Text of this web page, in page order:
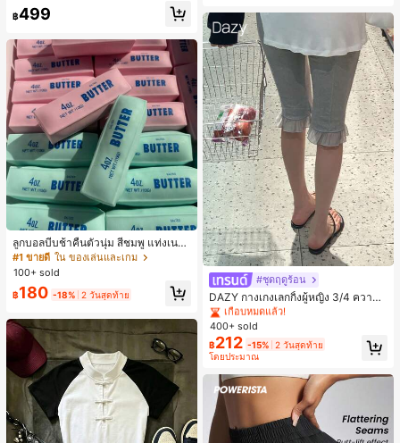
#1 ขายดี
ใน บรรยากาศฤดูร้อน กระเป๋าหูหิ้วด้านบนผู้หญิง
เกือบหมดแล้ว!
฿499
ลูกบอลบีบช้าคืนตัวนุ่ม สีชมพู แท่งเนย
บีบคลายเครียด นุ่มยืดหยุ่น ของเล่นบีบ
4 ออนซ์ ของเล่นเกลือ เหมาะสำหรับขอ
งขวัญวันหยุด ของขวัญสนุกและน่ารัก
ของขวัญวันเกิด ของขวัญอีสเตอร์ ของ
ขวัญฮาโลวีน ของขวัญคริสต์มาส ของข
วัญปาร์ตี้ สกวิชชี่ ของเล่นสกวิชชี่ ของเ
ล่นคลายเครียดสกวิชชี่ สกวิชชี่เกี๊ยว ขอ
งเล่นสำหรับผู้ใหญ่ ผู้หญิง สกวิชชี่กรอบ
สกวิชชี่เนยกรอบ บีบ ลูกบอลสลัชชี่
#1 ขายดี ใน ของเล่นและเกม
100+ sold
฿180 -18% 2 วันสุดท้าย
#ชุดฤดูร้อน
DAZY กางเกงเลกกิ้งผู้หญิง 3/4 ความย
าวขา ทรงเข้ารูป แต่งลูกไม้แบบปะติด
ลำลอง สำหรับวันหยุดฤดูร้อน
#1 ขายดี
เกือบหมดแล้ว!
#1 ขายดี
เกือบหมดแล้ว!
#1 ขายดี
เกือบหมดแล้ว!
#1 ขายดี
เกือบหมดแล้ว!
400+ sold
฿212 -15% 2 วันสุดท้าย
โดยประมาณ